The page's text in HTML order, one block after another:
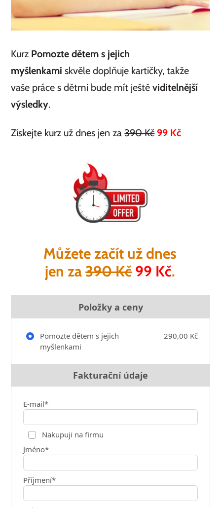
Kurz Pomozte dětem s jejich
myšlenkami skvěle doplňuje kartičky, takže
vaše práce s dětmi bude mít ještěviditelnější
výsledky.
Získejte kurz už dnes jen za390 Kč 99 Kč
Můžete začít už dnes
jen za390 Kč 99 Kč.
Položky a ceny
Pomozte dětem s jejich
myšlenkami
290,00 Kč
Fakturační údaje
E-mail*
Nakupuji na firmu
Jméno*
Příjmení*